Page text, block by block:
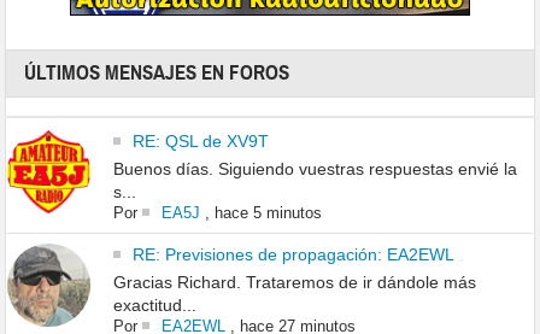
ÚLTIMOS MENSAJES EN FOROS
RE: QSL de XV9T
Buenos días. Siguiendo vuestras respuestas envié la
s...
Por EA5J hace 5 minutos
RE: Previsiones de propagación: EA2EWL
Gracias Richard. Trataremos de ir dándole más
exactitud...
Por EA2EWL hace 27 minutos